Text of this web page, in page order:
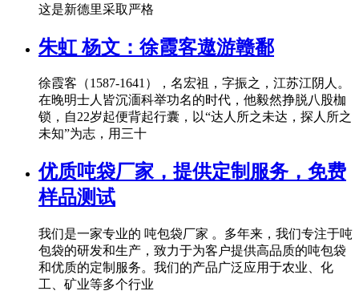
这是新德里采取严格
朱虹 杨文：徐霞客遨游赣鄱
徐霞客（1587-1641），名宏祖，字振之，江苏江阴人。
在晚明士人皆沉湎科举功名的时代，他毅然挣脱八股枷
锁，自22岁起便背起行囊，以“达人所之未达，探人所之
未知”为志，用三十
优质吨袋厂家，提供定制服务，免费
样品测试
我们是一家专业的 吨包袋厂家 。多年来，我们专注于吨
包袋的研发和生产，致力于为客户提供高品质的吨包袋
和优质的定制服务。我们的产品广泛应用于农业、化
工、矿业等多个行业